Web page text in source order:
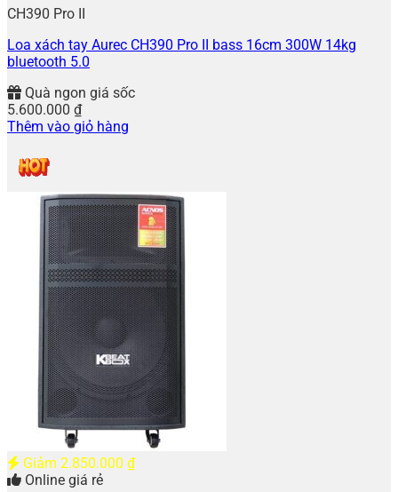
CH390 Pro II
Loa xách tay Aurec CH390 Pro II bass 16cm 300W 14kg
bluetooth 5.0
Quà ngon giá sốc
5.600.000 ₫
Thêm vào giỏ hàng
Giảm 2.850.000 ₫
Online giá rẻ